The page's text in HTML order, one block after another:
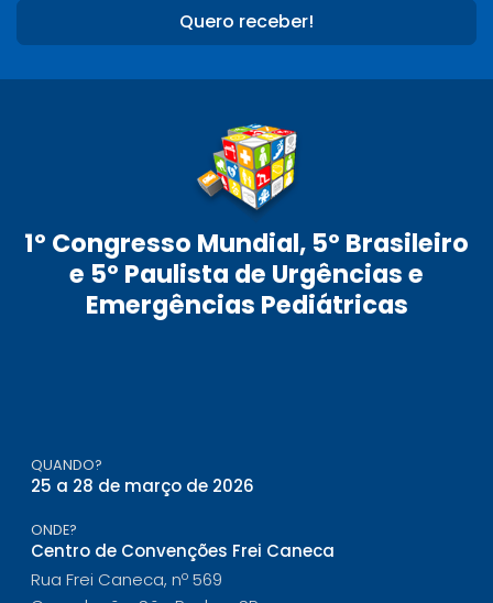
Quero receber!
1º Congresso Mundial, 5º Brasileiro
e 5º Paulista de Urgências e
Emergências Pediátricas
QUANDO?
25 a 28 de março de 2026
ONDE?
Centro de Convenções Frei Caneca
Rua Frei Caneca, nº 569